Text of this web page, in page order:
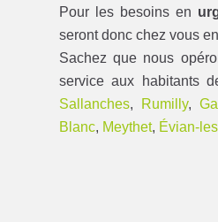
Pour les besoins en
seront donc chez vous
Sachez que nous
service aux habitants
Sallanches, Rumilly,
Blanc, Meythet, Évian-